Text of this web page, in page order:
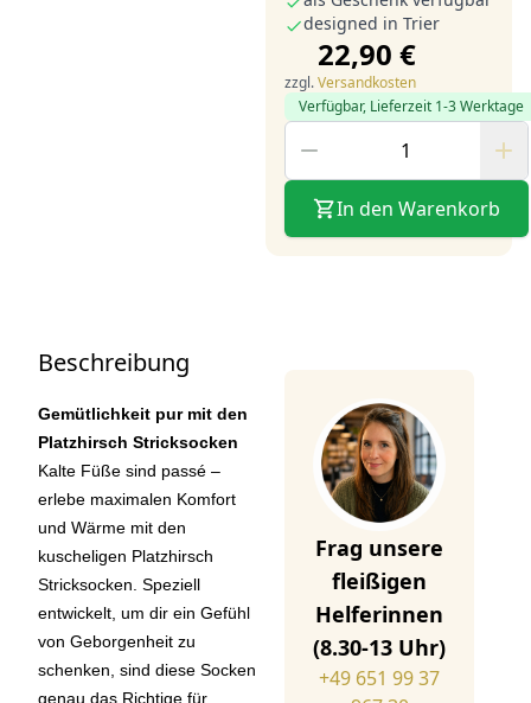
designed in Trier
22,90 €
zzgl.Versandkosten
Verfügbar, Lieferzeit 1-3 Werktage
In den Warenkorb
Beschreibung
Gemütlichkeit pur mit den
Platzhirsch Stricksocken
Kalte Füße sind passé –
erlebe maximalen Komfort
und Wärme mit den
kuscheligen Platzhirsch
Stricksocken. Speziell
entwickelt, um dir ein Gefühl
von Geborgenheit zu
schenken, sind diese Socken
genau das Richtige für
Frag unsere
fleißigen
Helferinnen
(8.30-13 Uhr)
+49 651 99 37